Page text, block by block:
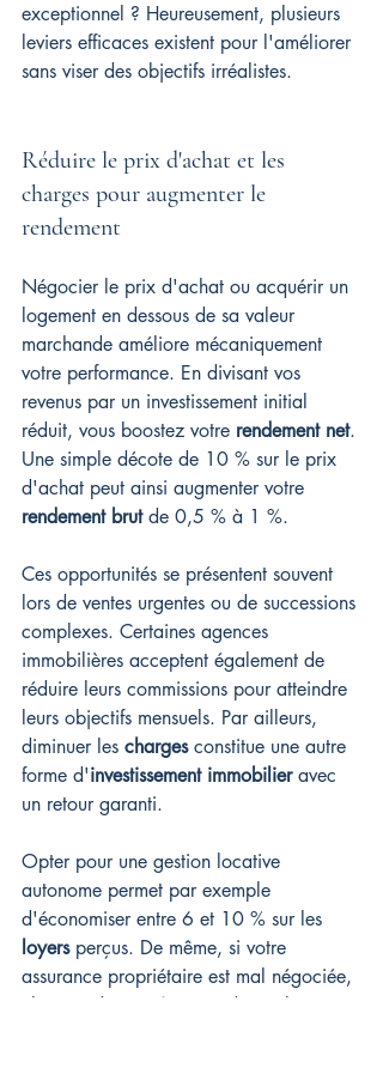
exceptionnel ? Heureusement, plusieurs
leviers efficaces existent pour l'améliorer
sans viser des objectifs irréalistes.
Réduire le prix d'achat et les
charges pour augmenter le
rendement
Négocier le prix d'achat ou acquérir un
logement en dessous de sa valeur
marchande améliore mécaniquement
votre performance. En divisant vos
revenus par un investissement initial
réduit, vous boostez votre rendement net.
Une simple décote de 10 % sur le prix
d'achat peut ainsi augmenter votre
rendement brut de 0,5 % à 1 %.
Ces opportunités se présentent souvent
lors de ventes urgentes ou de successions
complexes. Certaines agences
immobilières acceptent également de
réduire leurs commissions pour atteindre
leurs objectifs mensuels. Par ailleurs,
diminuer les charges constitue une autre
forme d'investissement immobilier avec
un retour garanti.
Opter pour une gestion locative
autonome permet par exemple
d'économiser entre 6 et 10 % sur les
loyers perçus. De même, si votre
assurance propriétaire est mal négociée,
changer de
courtier
peut diviser la prime